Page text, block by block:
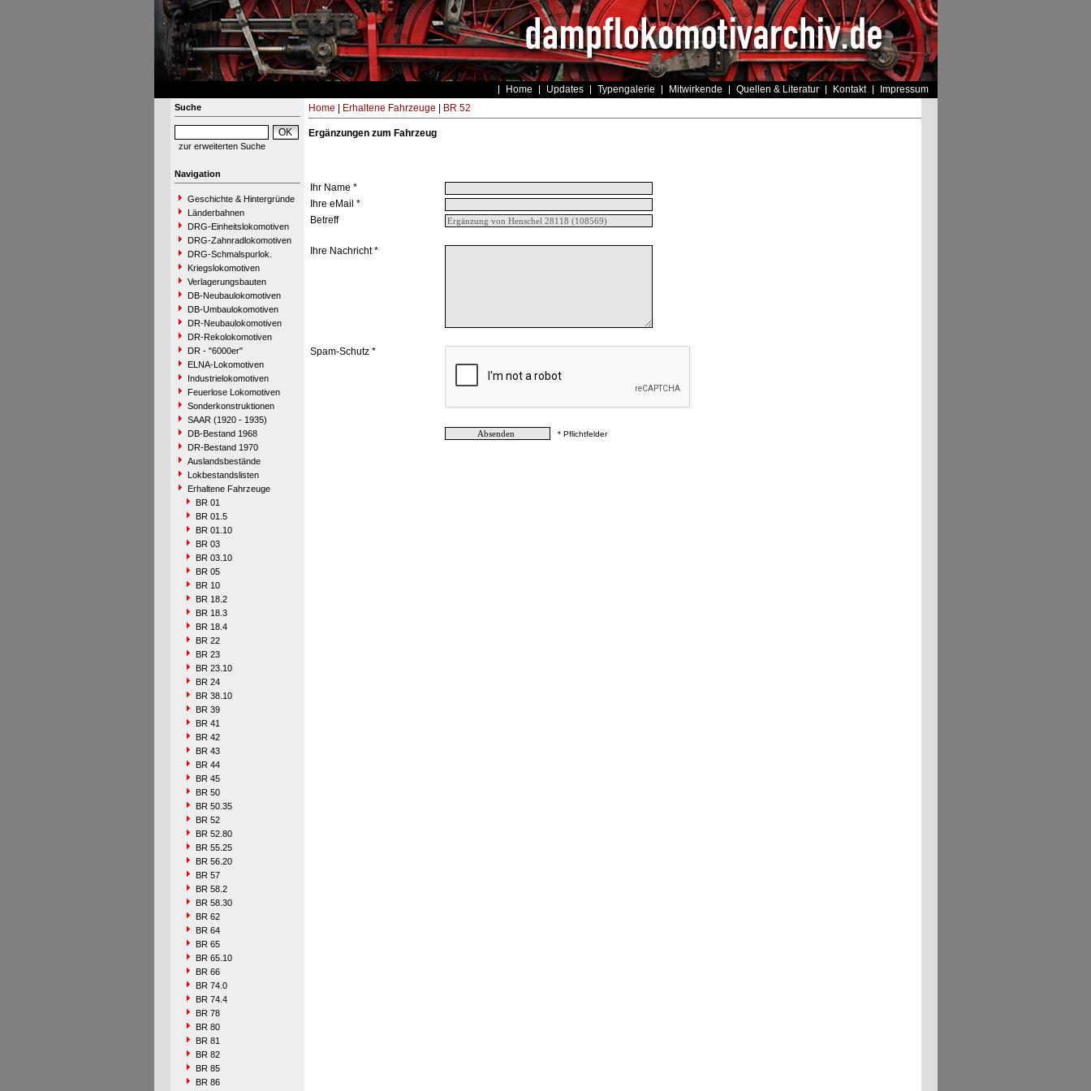
Home Updates Typengalerie Mitwirkende Quellen & Literatur Kontakt Impressum
Suche
zur erweiterten Suche
Navigation
Geschichte & Hintergründe
Länderbahnen
DRG-Einheitslokomotiven
DRG-Zahnradlokomotiven
DRG-Schmalspurlok.
Kriegslokomotiven
Verlagerungsbauten
DB-Neubaulokomotiven
DB-Umbaulokomotiven
DR-Neubaulokomotiven
DR-Rekolokomotiven
DR - "6000er"
ELNA-Lokomotiven
Industrielokomotiven
Feuerlose Lokomotiven
Sonderkonstruktionen
SAAR (1920 - 1935)
DB-Bestand 1968
DR-Bestand 1970
Auslandsbestände
Lokbestandslisten
Erhaltene Fahrzeuge
BR 01
BR 01.5
BR 01.10
BR 03
BR 03.10
BR 05
BR 10
BR 18.2
BR 18.3
BR 18.4
BR 22
BR 23
BR 23.10
BR 24
BR 38.10
BR 39
BR 41
BR 42
BR 43
BR 44
BR 45
BR 50
BR 50.35
BR 52
BR 52.80
BR 55.25
BR 56.20
BR 57
BR 58.2
BR 58.30
BR 62
BR 64
BR 65
BR 65.10
BR 66
BR 74.0
BR 74.4
BR 78
BR 80
BR 81
BR 82
BR 85
BR 86
Home Erhaltene Fahrzeuge BR 52
Ergänzungen zum Fahrzeug
Ihr Name *
Ihre eMail *
Betreff
Ihre Nachricht *
Spam-Schutz *
* Pflichtfelder